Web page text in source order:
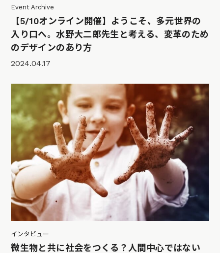
Event Archive
【5/10オンライン開催】ようこそ、多元世界の
入り口へ。水野大二郎先生と考える、変革のため
のデザインのあり方
2024.04.17
インタビュー
微生物と共に社会をつくる？人間中心ではない